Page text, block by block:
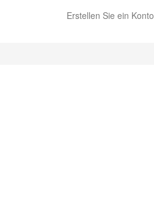
Erstellen Sie ein Konto